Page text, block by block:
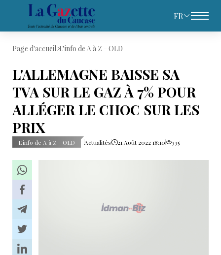
FR
Page d'accueil L’info de A à Z - OLD
L'ALLEMAGNE BAISSE SA
TVA SUR LE GAZ À 7% POUR
ALLÉGER LE CHOC SUR LES
PRIX
L’info de A à Z - OLD Actualités 21 Août 2022 18:10 335